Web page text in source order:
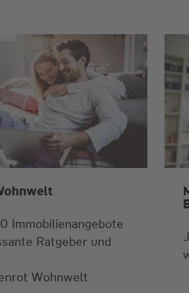
Immobilienangebote
Ratgeber und
Wohnwelt